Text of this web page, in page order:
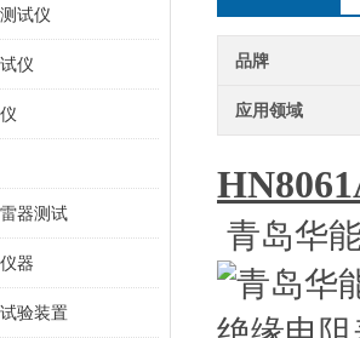
试仪
仪
器测试
器
验装置
品牌
应用领域
青岛华